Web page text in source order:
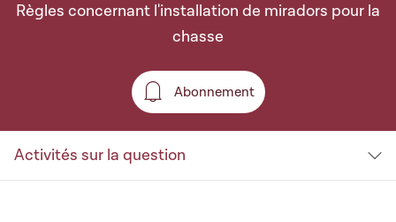
Règles concernant l'installation de miradors pour la
chasse
Abonnement
Abonnement
Activités sur la question